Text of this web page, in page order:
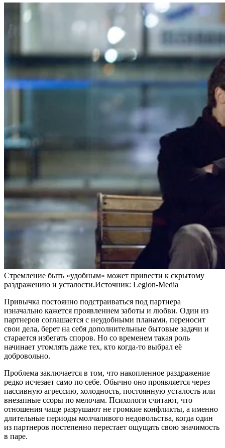
Стремление быть «удобным» может привести к скрытому
раздражению и усталости.Источник: Legion-Media
Привычка постоянно подстраиваться под партнера
изначально кажется проявлением заботы и любви. Один из
партнеров соглашается с неудобными планами, переносит
свои дела, берет на себя дополнительные бытовые задачи и
старается избегать споров. Но со временем такая роль
начинает утомлять даже тех, кто когда-то выбрал её
добровольно.
Проблема заключается в том, что накопленное раздражение
редко исчезает само по себе. Обычно оно проявляется через
пассивную агрессию, холодность, постоянную усталость или
внезапные ссоры по мелочам. Психологи считают, что
отношения чаще разрушают не громкие конфликты, а именно
длительные периоды молчаливого недовольства, когда один
из партнеров постепенно перестает ощущать свою значимость
в паре.